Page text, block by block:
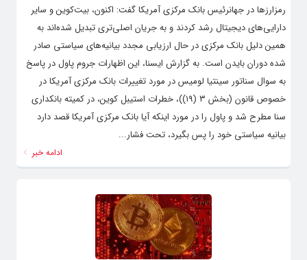
رمزارزها در جهانرئیس بانک مرکزی آمریکا گفت: اکنون، بیت‌کوین و سایر
دارایی‌های دیجیتال رشد کردند و به جریان اصلی‌تری تبدیل شده‌اند به
همین دلیل بانک مرکزی در حال ارزیابی مجدد بیانیه‌های سیاستی صادر
شده دوران بایدن است. به گزارش ایسنا، این اظهارات جروم پاول در پاسخ
به سوال سناتور سینتیا لومیس در مورد تغییرات بانک مرکزی آمریکا در
خصوص قانون (بخش ۳ (۱۹))، خطرات استیبل کوین، در کمیته بانکداری
سنا مطرح شد و پاول را در مورد اینکه آیا بانک مرکزی آمریکا قصد دارد
بیانیه سیاستی خود را پس بگیرد، تحت فشار...
ادامه خبر